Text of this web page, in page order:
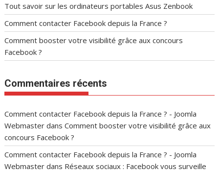
Tout savoir sur les ordinateurs portables Asus Zenbook
Comment contacter Facebook depuis la France ?
Comment booster votre visibilité grâce aux concours
Facebook ?
Commentaires récents
Comment contacter Facebook depuis la France ? - Joomla
Webmaster dansComment booster votre visibilité grâce aux
concours Facebook ?
Comment contacter Facebook depuis la France ? - Joomla
Webmaster dans Réseaux sociaux : Facebook vous surveille